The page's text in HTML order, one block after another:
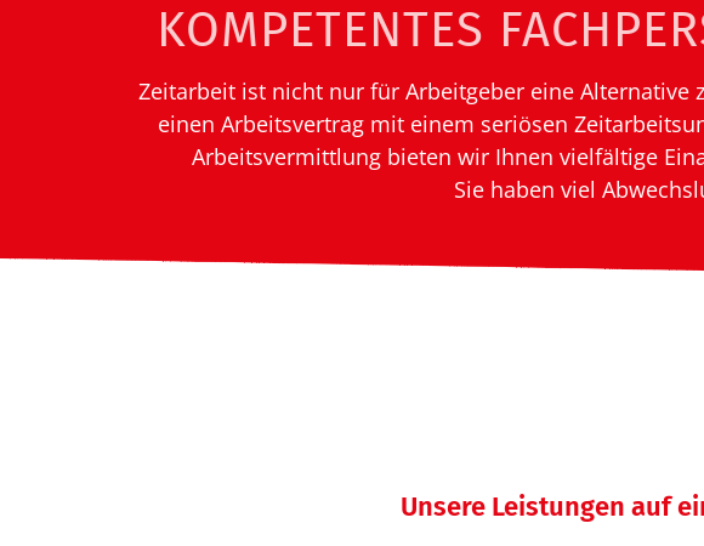
KOMPETENTES
Zeitarbeit ist nicht nur für Arbeitgeber eine
einen Arbeitsvertrag mit einem seriösen
Arbeitsvermittlung bieten wir Ihnen vielfältige
Sie haben viel
Unsere Leistungen auf